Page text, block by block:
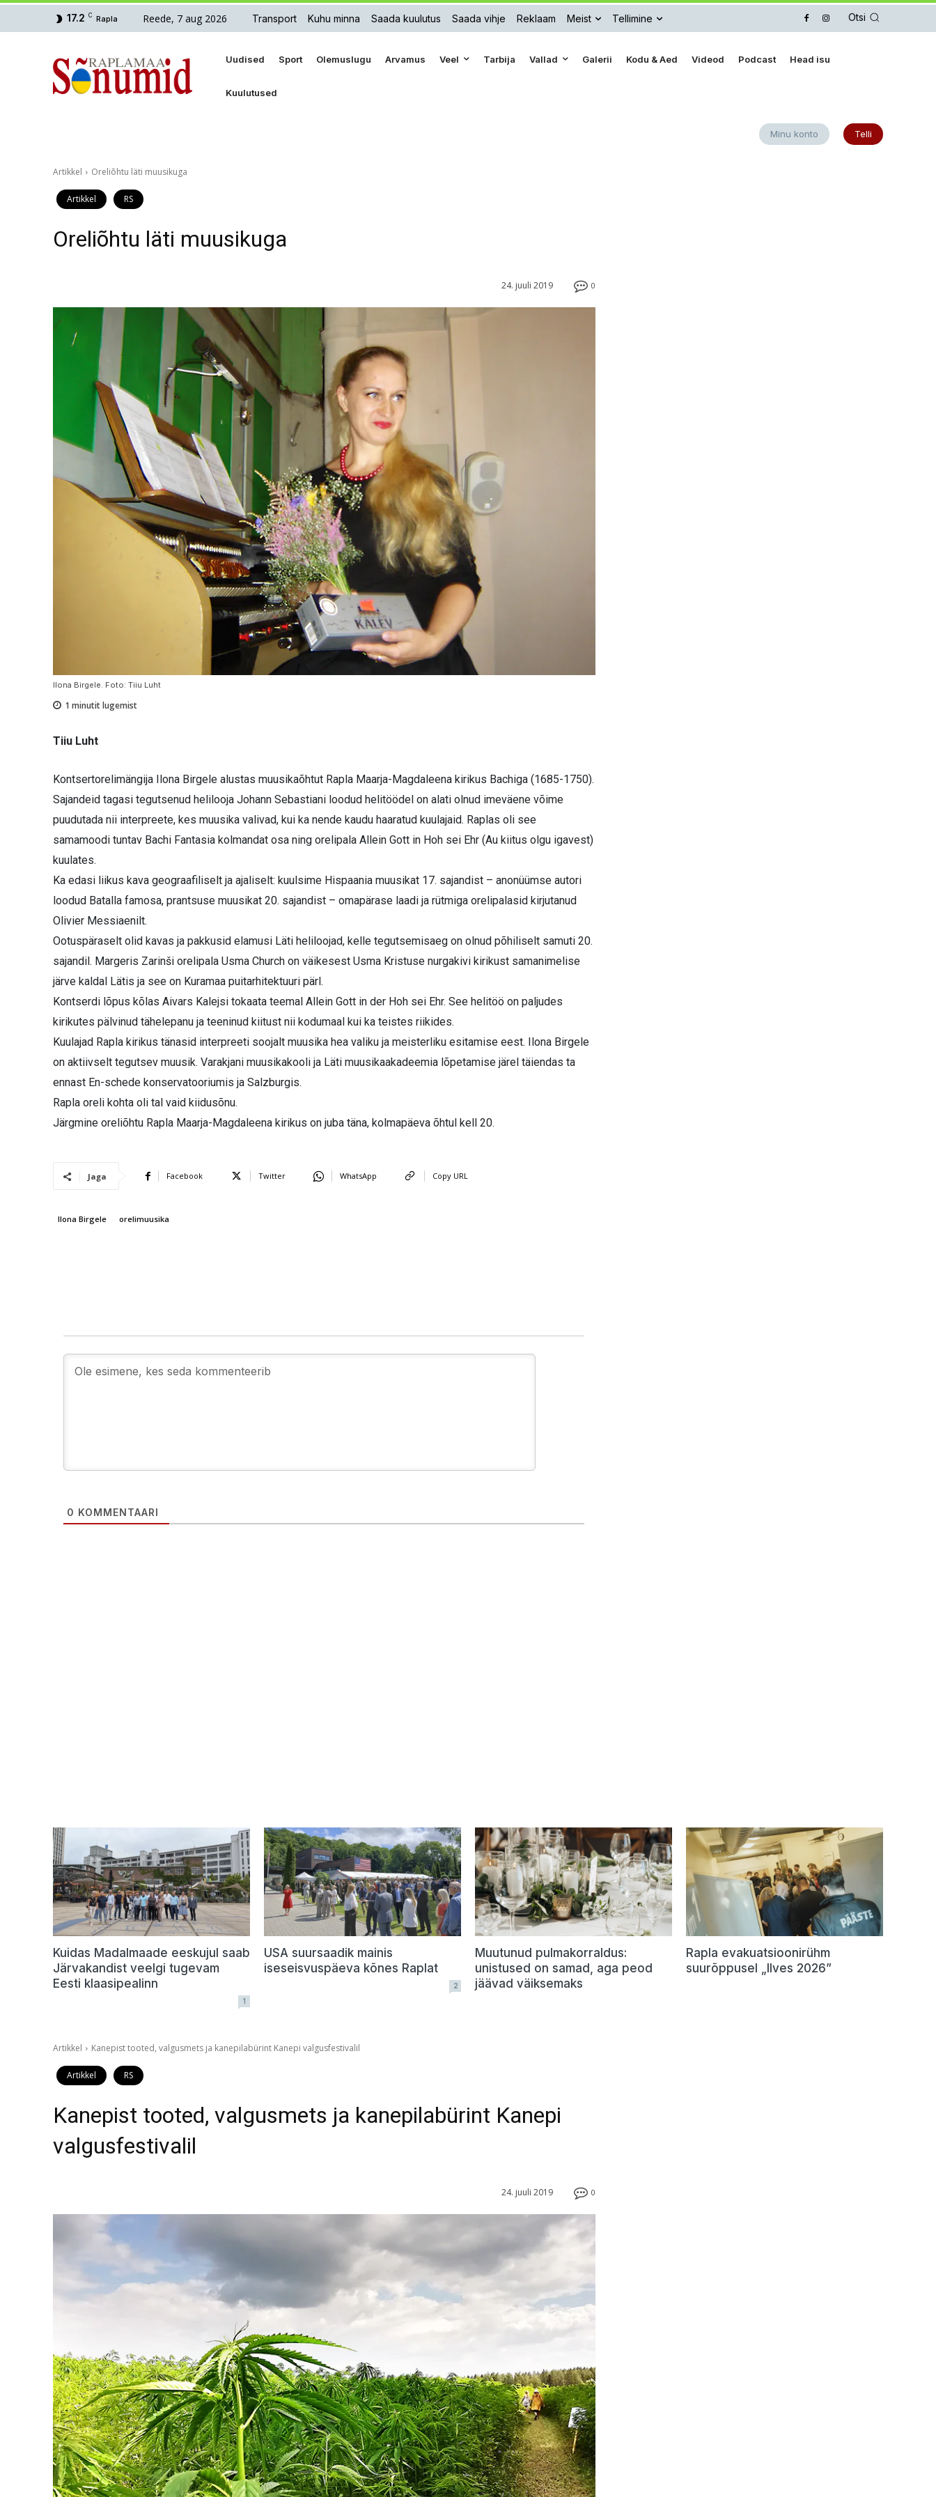
17.2 C Rapla Reede, 7 aug 2026 Transport Kuhu minna Saada kuulutus Saada vihje Reklaam Meist Tellimine Otsi
Uudised Sport Olemuslugu Arvamus Veel Tarbija Vallad Galerii Kodu & Aed Videod Podcast Head isu
Kuulutused
Minu konto Telli
Artikkel Oreliõhtu läti muusikuga
Artikkel RS
Oreliõhtu läti muusikuga
0
24. juuli 2019
Ilona Birgele. Foto: Tiiu Luht
1 minutit lugemist
Tiiu Luht
Kontsertorelimängija Ilona Birgele alustas muusikaõhtut Rapla Maarja-Magdaleena kirikus Bachiga (1685-1750).
Sajandeid tagasi tegutsenud helilooja Johann Sebastiani loodud helitöödel on alati olnud imeväene võime
puudutada nii interpreete, kes muusika valivad, kui ka nende kaudu haaratud kuulajaid. Raplas oli see
samamoodi tuntav Bachi Fantasia kolmandat osa ning orelipala Allein Gott in Hoh sei Ehr (Au kiitus olgu igavest)
kuulates.
Ka edasi liikus kava geograafiliselt ja ajaliselt: kuulsime Hispaania muusikat 17. sajandist – anonüümse autori
loodud Batalla famosa, prantsuse muusikat 20. sajandist – omapärase laadi ja rütmiga orelipalasid kirjutanud
Olivier Messiaenilt.
Ootuspäraselt olid kavas ja pakkusid elamusi Läti heliloojad, kelle tegutsemisaeg on olnud põhiliselt samuti 20.
sajandil. Margeris Zarinši orelipala Usma Church on väikesest Usma Kristuse nurgakivi kirikust samanimelise
järve kaldal Lätis ja see on Kuramaa puitarhitektuuri pärl.
Kontserdi lõpus kõlas Aivars Kalejsi tokaata teemal Allein Gott in der Hoh sei Ehr. See helitöö on paljudes
kirikutes pälvinud tähelepanu ja teeninud kiitust nii kodumaal kui ka teistes riikides.
Kuulajad Rapla kirikus tänasid interpreeti soojalt muusika hea valiku ja meisterliku esitamise eest. Ilona Birgele
on aktiivselt tegutsev muusik. Varakjani muusikakooli ja Läti muusikaakadeemia lõpetamise järel täiendas ta
ennast En-schede konservatooriumis ja Salzburgis.
Rapla oreli kohta oli tal vaid kiidusõnu.
Järgmine oreliõhtu Rapla Maarja-Magdaleena kirikus on juba täna, kolmapäeva õhtul kell 20.
Jaga Facebook Twitter WhatsApp Copy URL
Ilona Birgele orelimuusika
0 KOMMENTAARI
Kuidas Madalmaade eeskujul saab
Järvakandist veelgi tugevam
Eesti klaasipealinn
1
USA suursaadik mainis
iseseisvuspäeva kõnes Raplat
2
Muutunud pulmakorraldus:
unistused on samad, aga peod
jäävad väiksemaks
Rapla evakuatsioonirühm
suurõppusel „Ilves 2026”